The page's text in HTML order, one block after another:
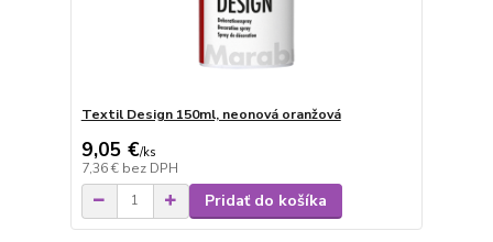
Textil Design 150ml, neonová oranžová
9,05 €/ks
7,36 € bez DPH
Pridať do košíka